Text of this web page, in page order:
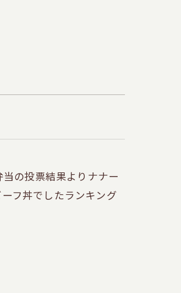
の投票結果よりナナー
フ丼でしたランキング